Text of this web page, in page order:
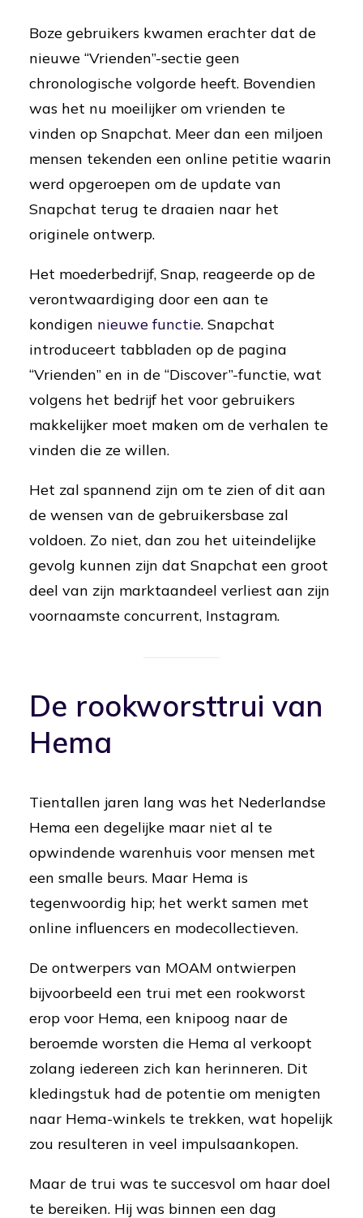
Boze gebruikers kwamen erachter dat de
nieuwe “Vrienden”-sectie geen
chronologische volgorde heeft. Bovendien
was het nu moeilijker om vrienden te
vinden op Snapchat. Meer dan een miljoen
mensen tekenden een online petitie waarin
werd opgeroepen om de update van
Snapchat terug te draaien naar het
originele ontwerp.
Het moederbedrijf, Snap, reageerde op de
verontwaardiging door een aan te
kondigen nieuwe functie. Snapchat
introduceert tabbladen op de pagina
“Vrienden” en in de “Discover”-functie, wat
volgens het bedrijf het voor gebruikers
makkelijker moet maken om de verhalen te
vinden die ze willen.
Het zal spannend zijn om te zien of dit aan
de wensen van de gebruikersbase zal
voldoen. Zo niet, dan zou het uiteindelijke
gevolg kunnen zijn dat Snapchat een groot
deel van zijn marktaandeel verliest aan zijn
voornaamste concurrent, Instagram.
De rookworsttrui van
Hema
Tientallen jaren lang was het Nederlandse
Hema een degelijke maar niet al te
opwindende warenhuis voor mensen met
een smalle beurs. Maar Hema is
tegenwoordig hip; het werkt samen met
online influencers en modecollectieven.
De ontwerpers van MOAM ontwierpen
bijvoorbeeld een trui met een rookworst
erop voor Hema, een knipoog naar de
beroemde worsten die Hema al verkoopt
zolang iedereen zich kan herinneren. Dit
kledingstuk had de potentie om menigten
naar Hema-winkels te trekken, wat hopelijk
zou resulteren in veel impulsaankopen.
Maar de trui was te succesvol om haar doel
te bereiken. Hij was binnen een dag